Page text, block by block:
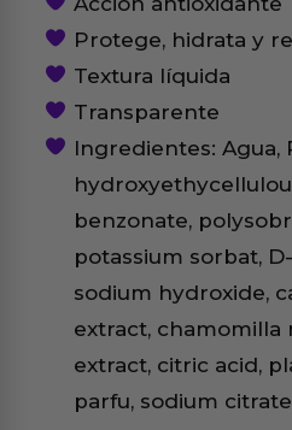
Protege, hidrata y
Textura líquida
Transparente
Ingredientes: Agua,
benzonate,
potassium sorbat,
sodium hydroxide,
extract, chamomilla
extract, citric acid,
parfu, sodium